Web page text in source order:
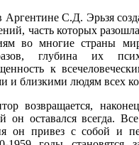
С.Д. Эрьзя
часть которых
во многие страны
глубина их
к
и близкими людям всех
возвращается,
он оставался всегда.
он привез с собой и